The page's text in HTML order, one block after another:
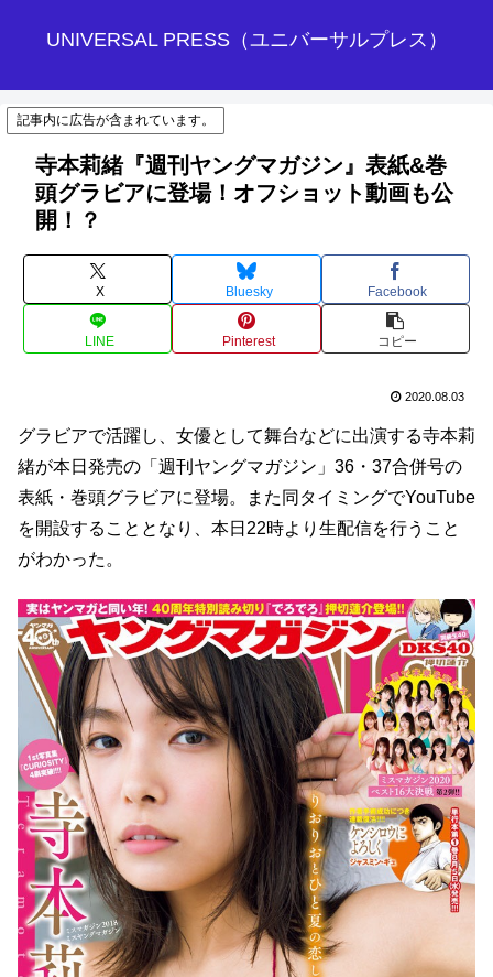
UNIVERSAL PRESS（ユニバーサルプレス）
記事内に広告が含まれています。
寺本莉緒『週刊ヤングマガジン』表紙&巻
頭グラビアに登場！オフショット動画も公
開！？
X Bluesky Facebook
LINE Pinterest コピー
2020.08.03
グラビアで活躍し、女優として舞台などに出演する寺本莉
緒が本日発売の「週刊ヤングマガジン」36・37合併号の
表紙・巻頭グラビアに登場。また同タイミングでYouTube
を開設することとなり、本日22時より生配信を行うこと
がわかった。